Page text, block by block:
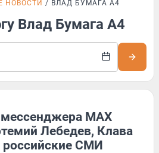
НОВОСТИ ВЛАД БУМАГА А4
Влад Бумага А4
MAX
Лебедев, Клава
СМИ